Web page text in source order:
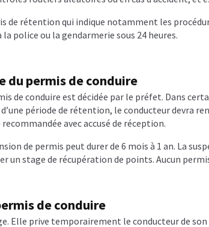
de rétention qui indique notamment les
police ou la gendarmerie sous 24 heures.
du permis de conduire
de conduire est décidée par le préfet. Dans
d’une période de rétention, le conducteur devra
avec accusé de réception.
de permis peut durer de 6 mois à 1 an. La
un stage de récupération de points. Aucun
de conduire
Elle prive temporairement le conducteur de